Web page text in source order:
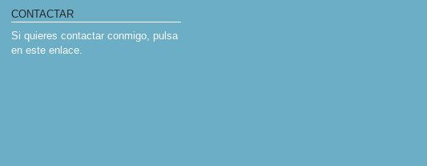
CONTACTAR
Si quieres contactar conmigo, pulsa
en este enlace.